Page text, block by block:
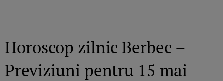
Horoscop zilnic Berbec –
Previziuni pentru 15 mai